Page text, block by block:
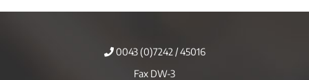
0043 (0)7242 / 45016
Fax DW-3